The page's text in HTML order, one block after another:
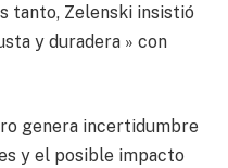
tanto, Zelenski insistió
y duradera » con
genera incertidumbre
y el posible impacto